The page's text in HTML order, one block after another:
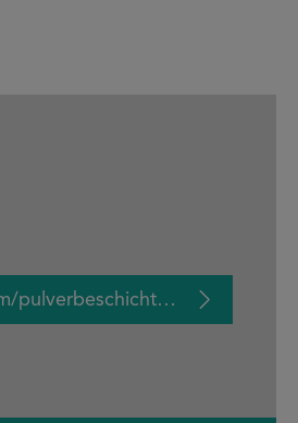
www.metalxact.com/pulverbeschichtungen/